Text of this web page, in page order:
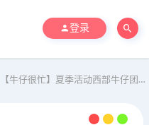
登录
【牛仔很忙】夏季活动西部牛仔团建拓展文娱文旅活动方案